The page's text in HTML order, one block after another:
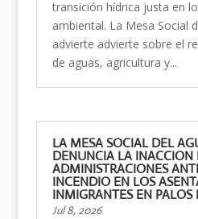
transición hídrica justa en
ambiental. La Mesa Social
advierte advierte sobre el
de aguas, agricultura y...
LA MESA SOCIAL DEL
DENUNCIA LA INACCION
ADMINISTRACIONES
INCENDIO EN LOS
INMIGRANTES EN
Jul 8, 2026